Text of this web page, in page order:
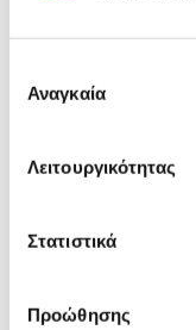
συγκατάθεσης
Αναγκαία
Λειτουργικότητας
Στατιστικά
Προώθησης
SELLERS